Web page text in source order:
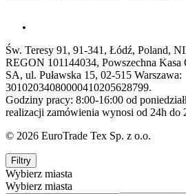
Św. Teresy 91, 91-341, Łódź, Poland,
REGON 101144034, Powszechna Kasa
SA, ul. Puławska 15, 02-515 Warszawa:
30102034080000410205628799.
Godziny pracy: 8:00-16:00 od
realizacji zamówienia wynosi od 24h do
© 2026 EuroTrade Tex Sp. z o.o.
Filtry
Wybierz miasta
Wybierz miasta